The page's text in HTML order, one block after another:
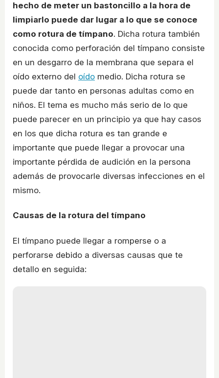
hecho de meter un bastoncillo a la hora de
limpiarlo puede dar lugar a lo que se conoce
como rotura de tímpano. Dicha rotura también
conocida como perforación del tímpano consiste
en un desgarro de la membrana que separa el
oído externo del oído medio. Dicha rotura se
puede dar tanto en personas adultas como en
niños. El tema es mucho más serio de lo que
puede parecer en un principio ya que hay casos
en los que dicha rotura es tan grande e
importante que puede llegar a provocar una
importante pérdida de audición en la persona
además de provocarle diversas infecciones en el
mismo.
Causas de la rotura del tímpano
El tímpano puede llegar a romperse o a
perforarse debido a diversas causas que te
detallo en seguida: